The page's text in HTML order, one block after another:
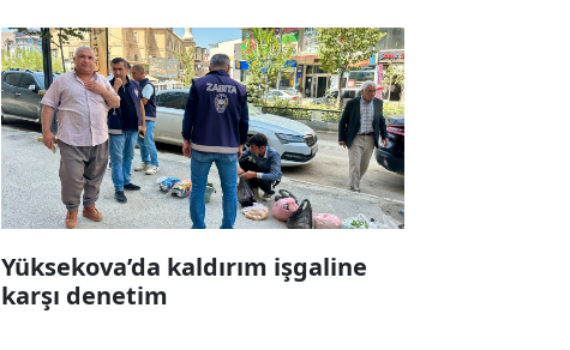
Yüksekova’da kaldırım işgaline
karşı denetim